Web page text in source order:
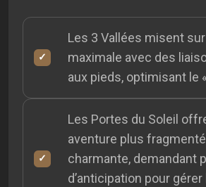
Les 3 Vallées misent
maximale avec des
aux pieds, optimisant le
Les Portes du Soleil
aventure plus
charmante, demandant
d’anticipation pour